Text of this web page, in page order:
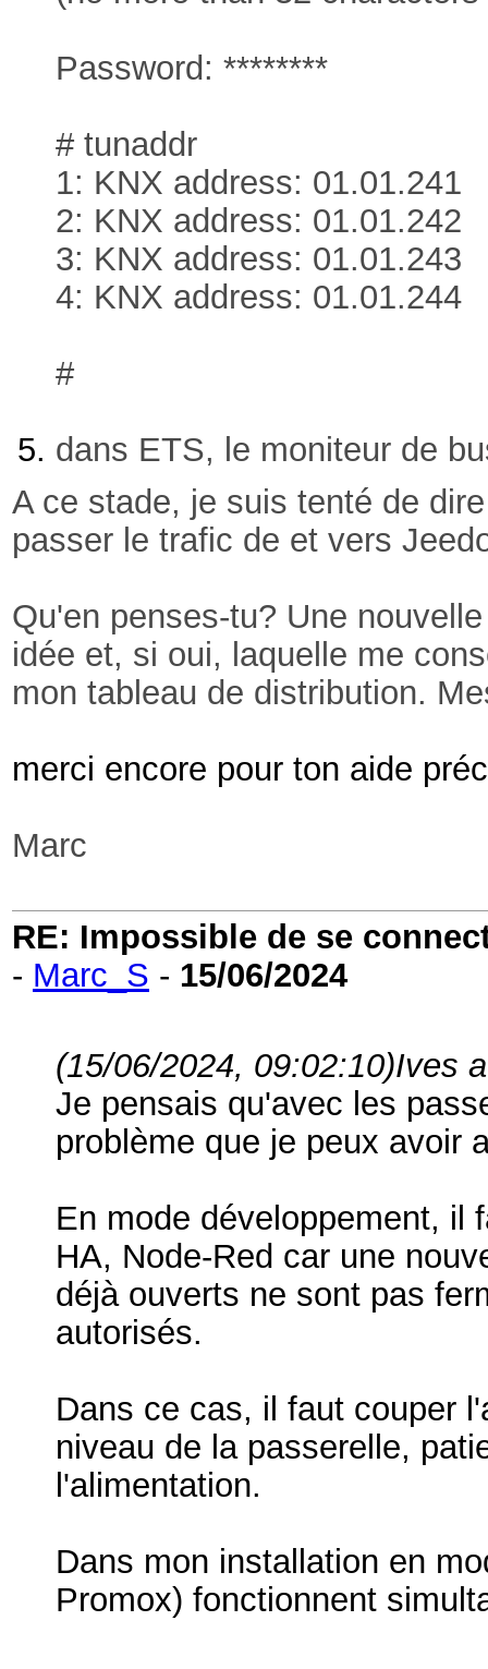
Password: ********
# tunaddr
1: KNX address: 01.01.241
2: KNX address: 01.01.242
3: KNX address: 01.01.243
4: KNX address: 01.01.244
#
dans ETS, le moniteur de
A ce stade, je suis tenté de
passer le trafic de et vers
Qu'en penses-tu? Une
idée et, si oui, laquelle me
mon tableau de distribution.
merci encore pour ton aide
Marc
RE: Impossible de se
- Marc_S - 15/06/2024
(15/06/2024, 09:02:10)Ives
Je pensais qu'avec les
problème que je peux avoir
En mode développement, il
HA, Node-Red car une
déjà ouverts ne sont pas
autorisés.
Dans ce cas, il faut couper
niveau de la passerelle,
l'alimentation.
Dans mon installation en
Promox) fonctionnent